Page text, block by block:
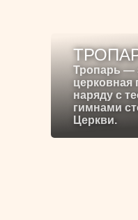
Тропарь —
церковная
наряду с
гимнами
Церкви.